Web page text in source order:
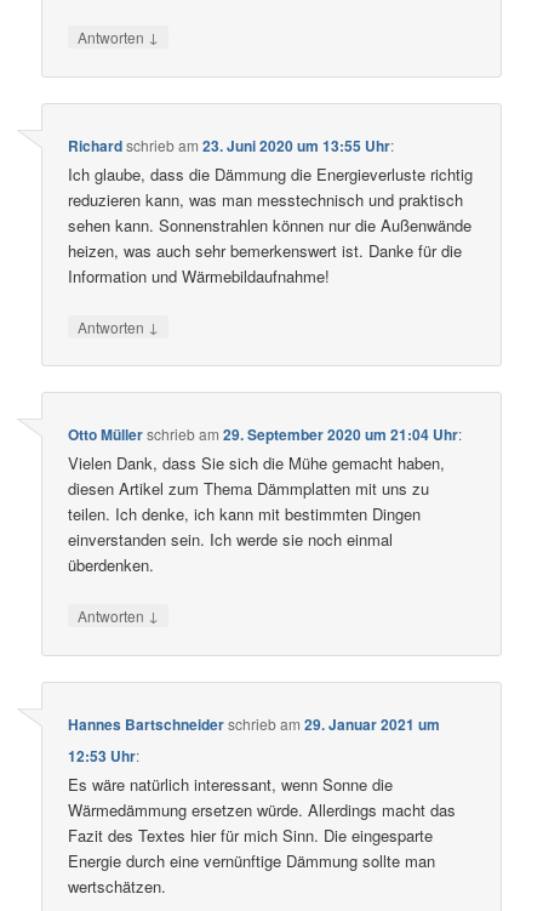
Antworten ↓
Richardschriebam23. Juni 2020 um 13:55 Uhr:
Ich glaube, dass die Dämmung die Energieverluste richtig
reduzieren kann, was man messtechnisch und praktisch
sehen kann. Sonnenstrahlen können nur die Außenwände
heizen, was auch sehr bemerkenswert ist. Danke für die
Information und Wärmebildaufnahme!
Antworten ↓
Otto Müllerschriebam29. September 2020 um 21:04 Uhr:
Vielen Dank, dass Sie sich die Mühe gemacht haben,
diesen Artikel zum Thema Dämmplatten mit uns zu
teilen. Ich denke, ich kann mit bestimmten Dingen
einverstanden sein. Ich werde sie noch einmal
überdenken.
Antworten ↓
Hannes Bartschneiderschriebam29. Januar 2021 um
12:53 Uhr:
Es wäre natürlich interessant, wenn Sonne die
Wärmedämmung ersetzen würde. Allerdings macht das
Fazit des Textes hier für mich Sinn. Die eingesparte
Energie durch eine vernünftige Dämmung sollte man
wertschätzen.